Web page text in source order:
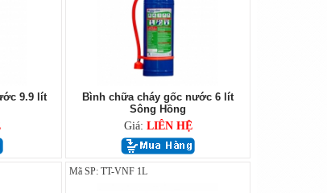
9.9 lít
Bình chữa cháy gốc nước 6 lít
Sông Hồng
Giá: LIÊN HỆ
Mã SP: TT-VNF 1L